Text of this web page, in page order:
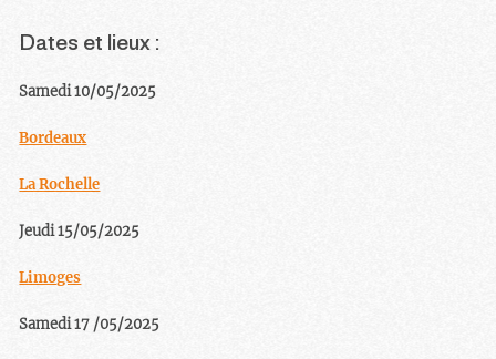
Dates et lieux :
Samedi 10/05/2025
Bordeaux
La Rochelle
Jeudi 15/05/2025
Limoges
Samedi 17 /05/2025